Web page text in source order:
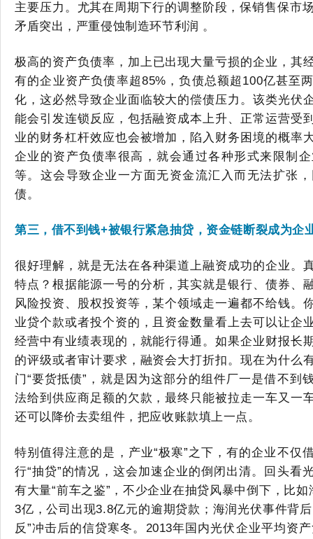
主要压力。尤其在周期下行的调整阶段，保销售保市
矛盾突出，严重侵蚀制造环节利润 。
极高的资产负债率 ， 加上已出现大量亏损的企业 ，其
有的企业资产负债率超85%，负债总额超 100亿甚至
化， 这必然导致企业面临较大的偿债压力。该类光伏
能会引发连锁反应，包括融资成本上升、正常运营受
业的财务杠杆效应也会被增加，陷入财务困境的概率
企业的资产负债率很高，就会通过各种形式来限制
等。这会导致企业一方面无资金流汇入而无法扩张
债。
第三，借不到钱+被银行紧急抽贷， 资金链断裂成为企
很好理解 ， 就是无法在各种渠道上融资成功的企业。
特点？ 根据能源一号的分析，其实就是银行、债券、
风险投资、股权投资等，某个领域走一遍都不给钱。
业贷个款或者投个资的，且资金数量看上去可以让企
经营中有业绩表现的，就能行得通。如果企业财报长
的评级或者审计要求，融资会大打折扣。现在为什么
门“要货抵债”，就是因为这部分的组件厂一是借不到
法给到供应商足额的欠款，最终只能被拉走一车又一
还可以降价去卖组件，把应收账款填上一点。
特别值得注意的是，产业“极寒”之下，有的企业不仅
行“抽贷”的情况，这会加速企业的倒闭出清。回头看
有大量“前车之鉴”，不少企业在抽贷风暴中倒下，比
3亿，公司出现3.8亿元的逾期贷款；海润光伏事件背
反”冲击后的信贷寒冬。2013年国内光伏企业平均资